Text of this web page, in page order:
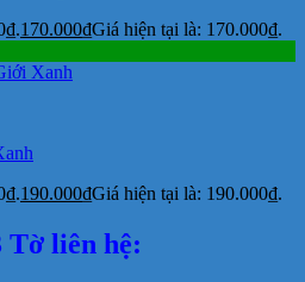
170.000₫Giá hiện tại là: 170.000₫.
190.000₫Giá hiện tại là: 190.000₫.
Tờ liên hệ: